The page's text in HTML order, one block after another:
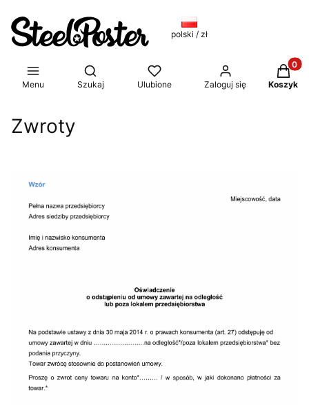
polski / zł
Menu
Otwórz wyszukiwarkę
Szukaj Ulubione Zaloguj się Koszyk
Zwroty